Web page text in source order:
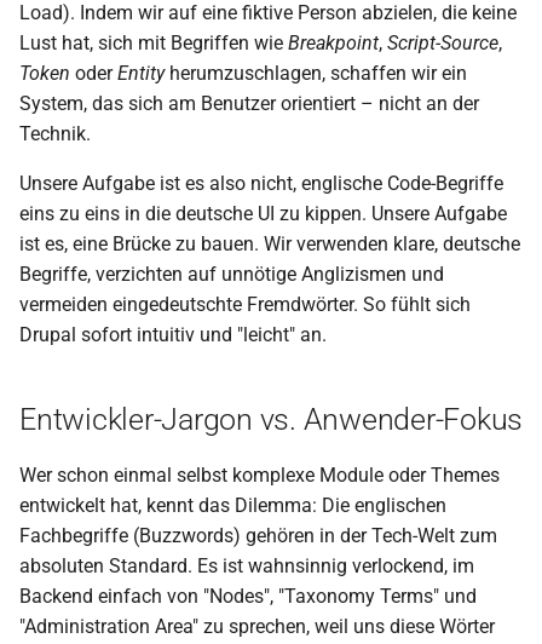
Load). Indem wir auf eine fiktive Person abzielen, die keine
Lust hat, sich mit Begriffen wie Breakpoint, Script-Source,
Token oderEntityherumzuschlagen, schaffen wir ein
System, das sich am Benutzer orientiert – nicht an der
Technik.
Unsere Aufgabe ist es also nicht, englische Code-Begriffe
eins zu eins in die deutsche UI zu kippen. Unsere Aufgabe
ist es, eine Brücke zu bauen. Wir verwenden klare, deutsche
Begriffe, verzichten auf unnötige Anglizismen und
vermeiden eingedeutschte Fremdwörter. So fühlt sich
Drupal sofort intuitiv und "leicht" an.
Entwickler-Jargon vs. Anwender-Fokus
Wer schon einmal selbst komplexe Module oder Themes
entwickelt hat, kennt das Dilemma: Die englischen
Fachbegriffe (Buzzwords) gehören in der Tech-Welt zum
absoluten Standard. Es ist wahnsinnig verlockend, im
Backend einfach von "Nodes", "Taxonomy Terms" und
"Administration Area" zu sprechen, weil uns diese Wörter